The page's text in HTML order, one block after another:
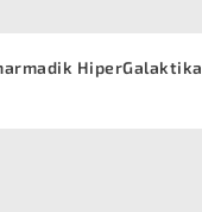
HiperGalaktika